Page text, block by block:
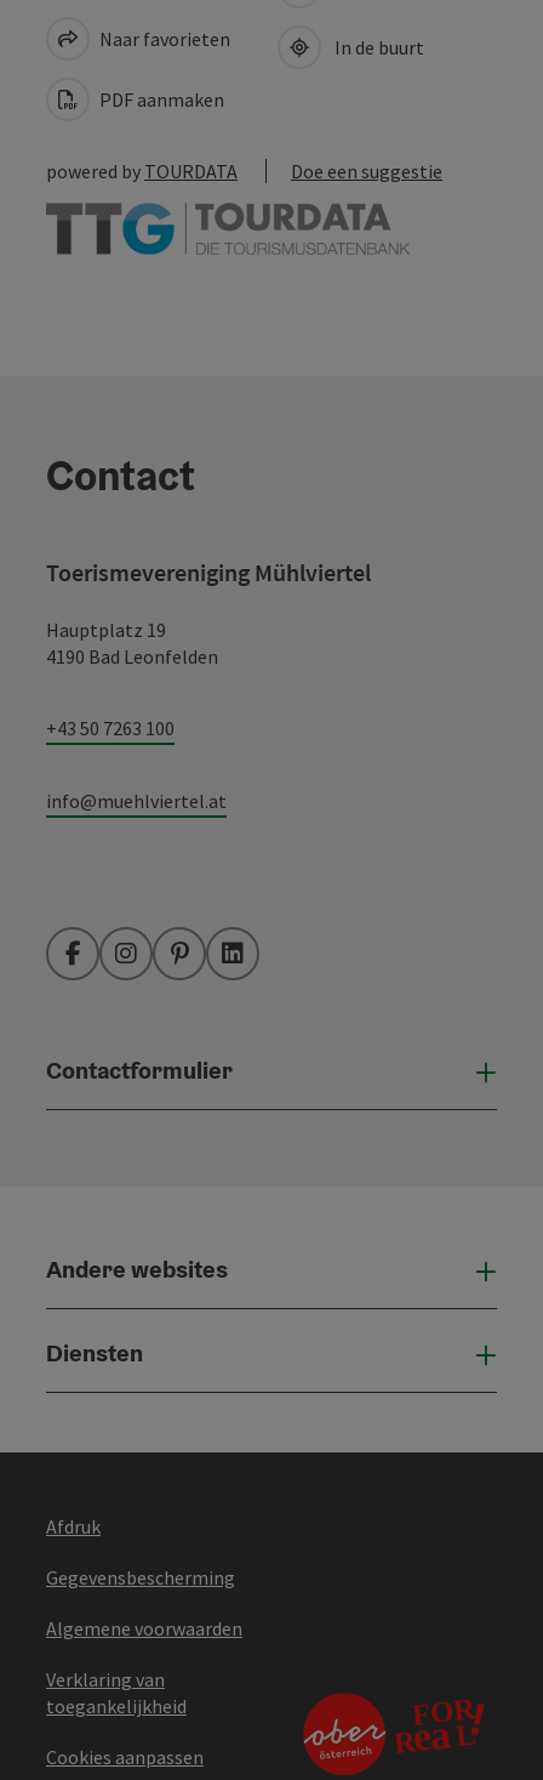
Naar favorieten
PDF aanmaken
In de buurt
powered by TOURDATA Doe een suggestie
Contact
Toerismevereniging Mühlviertel
Hauptplatz 19
4190 Bad Leonfelden
+43 50 7263 100
info@muehlviertel.at
FacebookInstagramPinterestLinkedIn
Contactformulier
Andere websites
Diensten
Afdruk
Gegevensbescherming
Algemene voorwaarden
Verklaring van
toegankelijkheid
Cookies aanpassen